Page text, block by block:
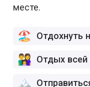
месте.
Отдохнуть
Отдых всей